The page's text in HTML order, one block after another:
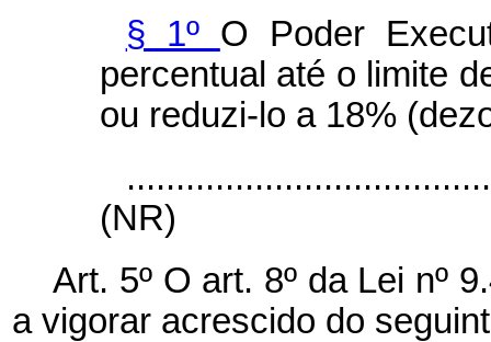
§ 1º O Poder
percentual até o limite
ou reduzi-lo a 18%
(NR)
Art. 5º O art. 8º da Lei nº
a vigorar acrescido do